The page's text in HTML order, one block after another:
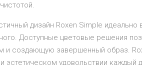
дизайн Roxen Simple
Доступные цветовые решения
и создающую завершенный образ.
эстетическом удовольствии каждый